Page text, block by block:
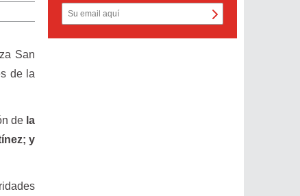
San
de la
de la
y